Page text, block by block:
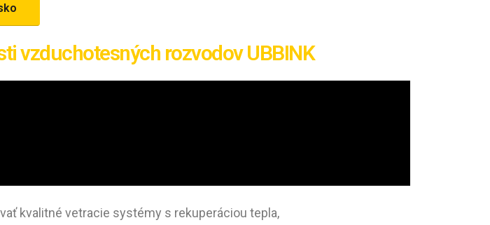
vzduchotesných rozvodov UBBINK
kvalitné vetracie systémy s rekuperáciou tepla,